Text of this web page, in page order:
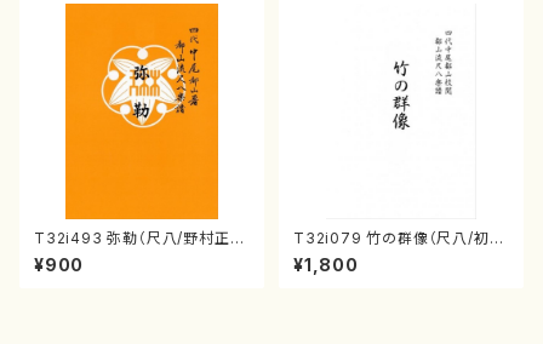
T32i493 弥勒（尺八/野村正
峰/楽譜）都山流公刊楽譜曲番:2
202
¥900
T32i079 竹の群像（尺八/初代
山本邦山/尺八/都山式譜）都山
流公刊楽譜曲番:528
¥1,800